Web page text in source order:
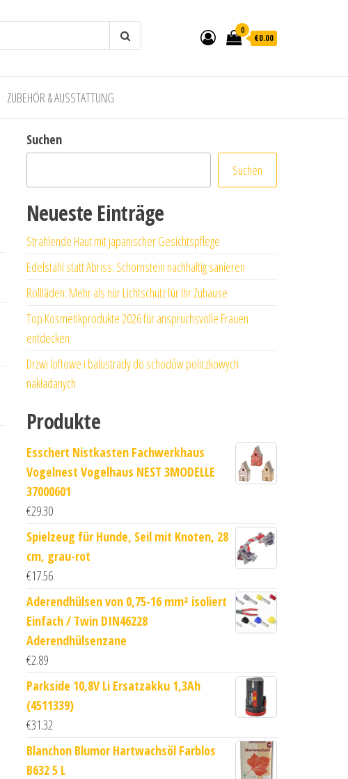
0
€0.00
ZUBEHÖR & AUSSTATTUNG
Suchen
Suchen
Neueste Einträge
Strahlende Haut mit japanischer Gesichtspflege
Edelstahl statt Abriss: Schornstein nachhaltig sanieren
Rollläden: Mehr als nur Lichtschutz für Ihr Zuhause
Top Kosmetikprodukte 2026 für anspruchsvolle Frauen
entdecken
Drzwi loftowe i balustrady do schodów policzkowych
nakładanych
Produkte
Esschert Nistkasten Fachwerkhaus
Vogelnest Vogelhaus NEST 3MODELLE
37000601
€29.30
Spielzeug für Hunde, Seil mit Knoten, 28
cm, grau-rot
€17.56
Aderendhülsen von 0,75-16 mm² isoliert
Einfach / Twin DIN46228
Aderendhülsenzane
€2.89
Parkside 10,8V Li Ersatzakku 1,3Ah
(4511339)
€31.32
Blanchon Blumor Hartwachsöl Farblos
B632 5 L